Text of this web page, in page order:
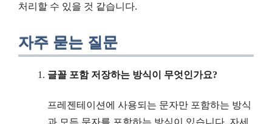
처리할 수 있을 것 같습니다.
자주 묻는 질문
글꼴 포함 저장하는 방식이 무엇인가요?
프레젠테이션에 사용되는 문자만 포함하는 방식
과 모든 문자를 포함하는 방식이 있습니다. 자세